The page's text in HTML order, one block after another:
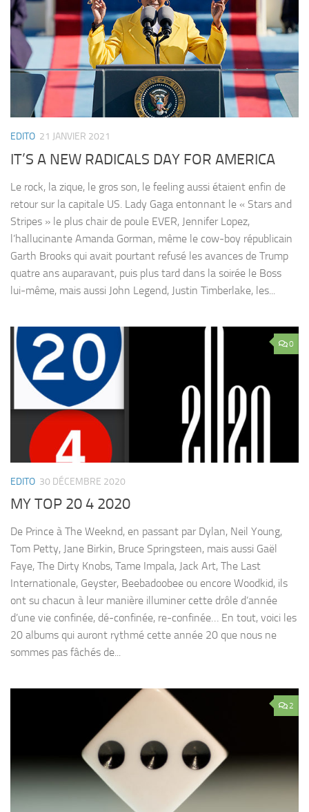
EDITO 21 JANVIER 2021
IT’S A NEW RADICALS DAY FOR AMERICA
Le rock, la zique, le gros son, le feeling aussi étaient enfin de
retour sur la capitale US. Lady Gaga entonnant le « Stars and
Stripes » le plus chair de poule EVER, Jennifer Lopez,
l’hallucinante Amanda Gorman, même le cow-boy républicain
Garth Brooks qui avait pourtant refusé les avances de Trump
quatre ans auparavant, puis plus tard dans la soirée le Boss
lui-même, mais aussi John Legend, Justin Timberlake, les...
0
EDITO 30 DÉCEMBRE 2020
MY TOP 20 4 2020
De Prince à The Weeknd, en passant par Dylan, Neil Young,
Tom Petty, Jane Birkin, Bruce Springsteen, mais aussi Gaël
Faye, The Dirty Knobs, Tame Impala, Jack Art, The Last
Internationale, Geyster, Beebadoobee ou encore Woodkid, ils
ont su chacun à leur manière illuminer cette drôle d’année
d’une vie confinée, dé-confinée, re-confinée… En tout, voici les
20 albums qui auront rythmé cette année 20 que nous ne
sommes pas fâchés de...
2